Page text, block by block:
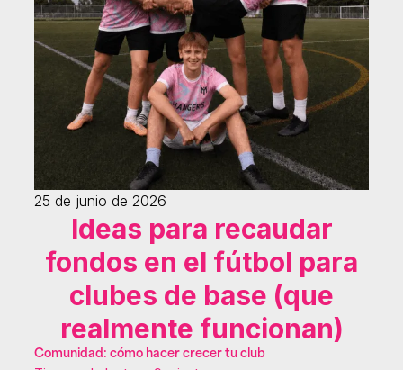
25 de junio de 2026
Ideas para recaudar
fondos en el fútbol para
clubes de base (que
realmente funcionan)
Comunidad: cómo hacer crecer tu club